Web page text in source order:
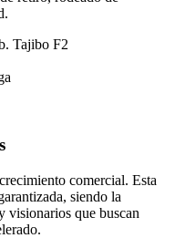
Tajibo F2
comercial. Esta
siendo la
visionarios que buscan